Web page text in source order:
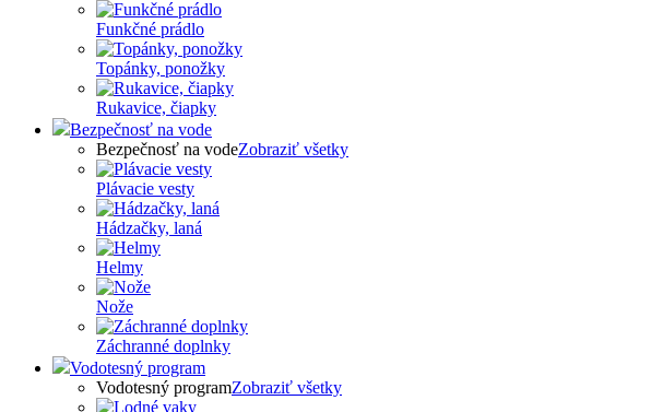
Funkčné prádlo
Topánky, ponožky
Rukavice, čiapky
Bezpečnosť na vode
Bezpečnosť na vodeZobraziť všetky
Plávacie vesty
Hádzačky, laná
Helmy
Nože
Záchranné doplnky
Vodotesný program
Vodotesný programZobraziť všetky